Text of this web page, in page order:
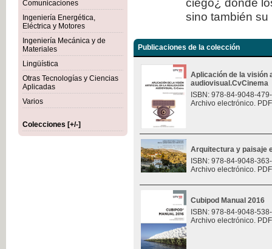
Comunicaciones
Ingeniería Energética,
Eléctrica y Motores
Ingeniería Mecánica y de
Materiales
Lingüística
Otras Tecnologías y Ciencias
Aplicadas
Varios
Colecciones [+/-]
ciego¿ donde
sino también
Publicaciones de la colección
Aplicación de la visión
audiovisual.CvCinema
ISBN: 978-84-9048-
Archivo electrónico.
Arquitectura y paisaje
ISBN: 978-84-9048-
Archivo electrónico.
Cubipod Manual 2016
ISBN: 978-84-9048-
Archivo electrónico.